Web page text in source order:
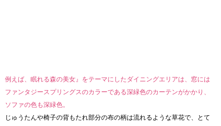
例えば、眠れる森の美女』をテーマにしたダイニングエリアは、窓には
ファンタジースプリングスのカラーである深緑色のカーテンがかかり、
ソファの色も深緑色。
じゅうたんや椅子の背もたれ部分の布の柄は流れるような草花で、とて